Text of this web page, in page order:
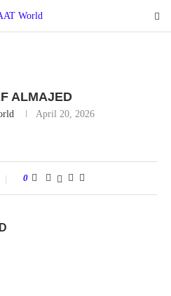
ALMAJED
April 20, 2026
0